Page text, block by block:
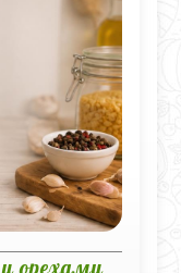
орехами